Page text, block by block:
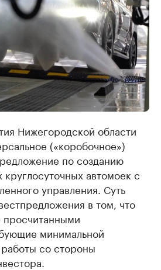
Нижегородской области
(«коробочное»)
по созданию
автомоек с
управления. Суть
в том, что
минимальной
со стороны